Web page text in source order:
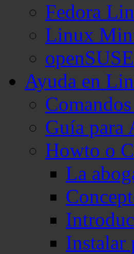
Fedora
Linux
openSUSE
Ayuda en
Guía para
Howto o
La
Instalar